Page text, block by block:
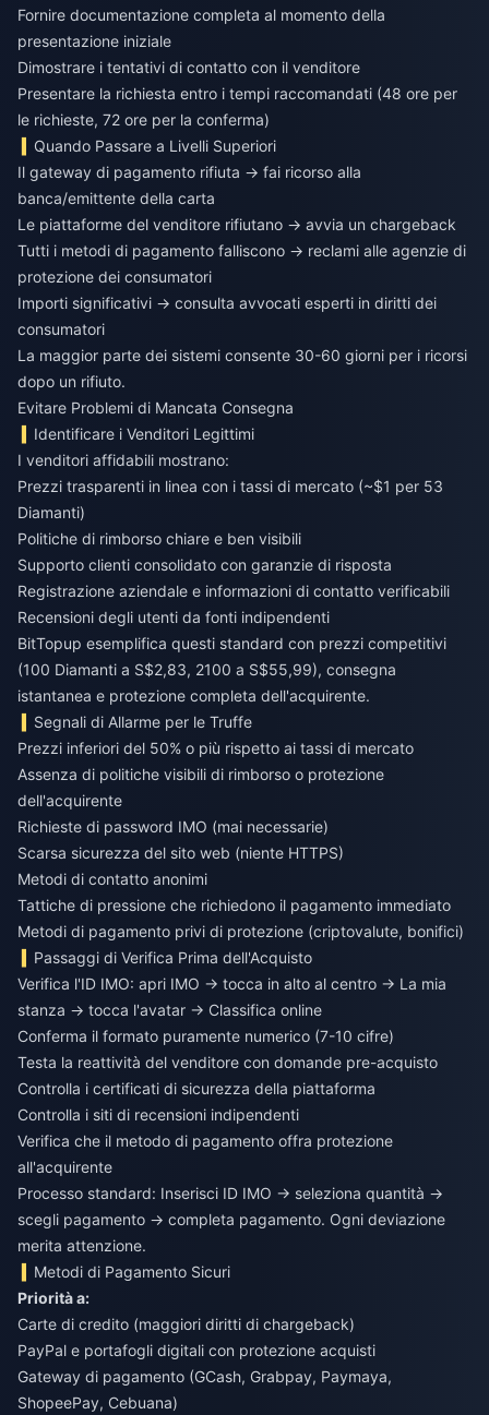
Fornire documentazione completa al momento della
presentazione iniziale
Dimostrare i tentativi di contatto con il venditore
Presentare la richiesta entro i tempi raccomandati (48 ore per
le richieste, 72 ore per la conferma)
Quando Passare a Livelli Superiori
Il gateway di pagamento rifiuta → fai ricorso alla
banca/emittente della carta
Le piattaforme del venditore rifiutano → avvia un chargeback
Tutti i metodi di pagamento falliscono → reclami alle agenzie di
protezione dei consumatori
Importi significativi → consulta avvocati esperti in diritti dei
consumatori
La maggior parte dei sistemi consente 30-60 giorni per i ricorsi
dopo un rifiuto.
Evitare Problemi di Mancata Consegna
Identificare i Venditori Legittimi
I venditori affidabili mostrano:
Prezzi trasparenti in linea con i tassi di mercato (~$1 per 53
Diamanti)
Politiche di rimborso chiare e ben visibili
Supporto clienti consolidato con garanzie di risposta
Registrazione aziendale e informazioni di contatto verificabili
Recensioni degli utenti da fonti indipendenti
BitTopup esemplifica questi standard con prezzi competitivi
(100 Diamanti a S$2,83, 2100 a S$55,99), consegna
istantanea e protezione completa dell'acquirente.
Segnali di Allarme per le Truffe
Prezzi inferiori del 50% o più rispetto ai tassi di mercato
Assenza di politiche visibili di rimborso o protezione
dell'acquirente
Richieste di password IMO (mai necessarie)
Scarsa sicurezza del sito web (niente HTTPS)
Metodi di contatto anonimi
Tattiche di pressione che richiedono il pagamento immediato
Metodi di pagamento privi di protezione (criptovalute, bonifici)
Passaggi di Verifica Prima dell'Acquisto
Verifica l'ID IMO: apri IMO → tocca in alto al centro → La mia
stanza → tocca l'avatar → Classifica online
Conferma il formato puramente numerico (7-10 cifre)
Testa la reattività del venditore con domande pre-acquisto
Controlla i certificati di sicurezza della piattaforma
Controlla i siti di recensioni indipendenti
Verifica che il metodo di pagamento offra protezione
all'acquirente
Processo standard: Inserisci ID IMO → seleziona quantità →
scegli pagamento → completa pagamento. Ogni deviazione
merita attenzione.
Metodi di Pagamento Sicuri
Priorità a:
Carte di credito (maggiori diritti di chargeback)
PayPal e portafogli digitali con protezione acquisti
Gateway di pagamento (GCash, Grabpay, Paymaya,
ShopeePay, Cebuana)